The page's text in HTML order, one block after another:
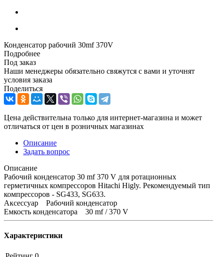
Конденсатор рабочий 30mf 370V
Подробнее
Под заказ
Наши менеджеры обязательно свяжутся с вами и уточнят
условия заказа
Поделиться
Цена действительна только для интернет-магазина и может
отличаться от цен в розничных магазинах
Описание
Задать вопрос
Описание
Рабочий конденсатор 30 mf 370 V для ротационных
герметичных компрессоров Hitachi Higly. Рекомендуемый тип
компрессоров - SG433, SG633.
Аксессуар Рабочий конденсатор
Емкость конденсатора 30 mf / 370 V
Характеристики